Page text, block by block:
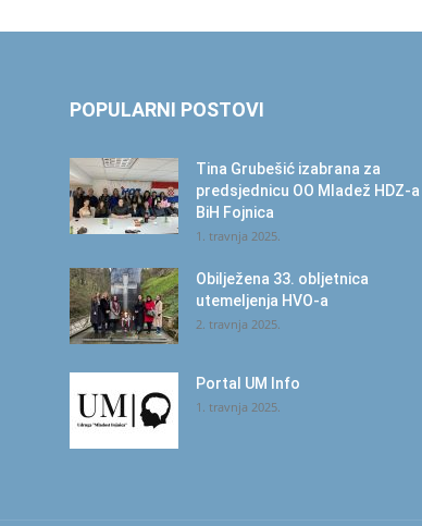
POPULARNI POSTOVI
Tina Grubešić izabrana za
predsjednicu OO Mladež HDZ-a
BiH Fojnica
1. travnja 2025.
Obilježena 33. obljetnica
utemeljenja HVO-a
2. travnja 2025.
Portal UM Info
1. travnja 2025.